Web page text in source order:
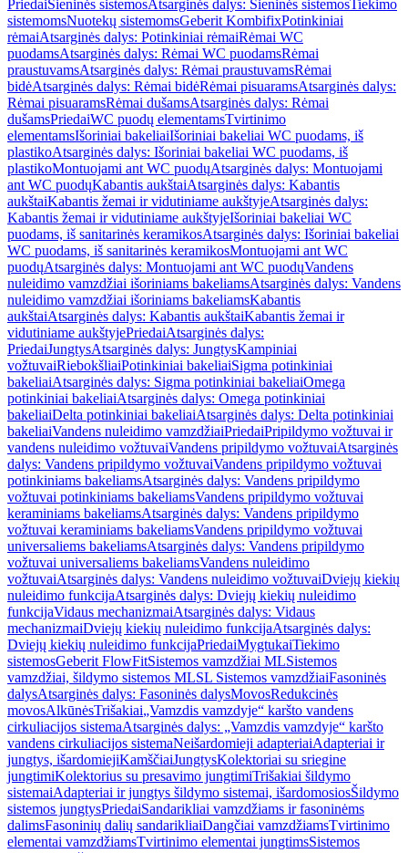
PriedaiSieninės sistemosAtsarginės dalys: Sieninės sistemosTiekimo
sistemomsNuotekų sistemomsGeberit KombifixPotinkiniai
rėmaiAtsarginės dalys: Potinkiniai rėmaiRėmai WC
puodamsAtsarginės dalys: Rėmai WC puodamsRėmai
praustuvamsAtsarginės dalys: Rėmai praustuvamsRėmai
bidėAtsarginės dalys: Rėmai bidėRėmai pisuaramsAtsarginės dalys:
Rėmai pisuaramsRėmai dušamsAtsarginės dalys: Rėmai
dušamsPriedaiWC puodų elementamsTvirtinimo
elementamsIšoriniai bakeliaiIšoriniai bakeliai WC puodams, iš
plastikoAtsarginės dalys: Išoriniai bakeliai WC puodams, iš
plastikoMontuojami ant WC puodųAtsarginės dalys: Montuojami
ant WC puodųKabantis aukštaiAtsarginės dalys: Kabantis
aukštaiKabantis žemai ir vidutiniame aukštyjeAtsarginės dalys:
Kabantis žemai ir vidutiniame aukštyjeIšoriniai bakeliai WC
puodams, iš sanitarinės keramikosAtsarginės dalys: Išoriniai bakeliai
WC puodams, iš sanitarinės keramikosMontuojami ant WC
puodųAtsarginės dalys: Montuojami ant WC puodųVandens
nuleidimo vamzdžiai išoriniams bakeliamsAtsarginės dalys: Vandens
nuleidimo vamzdžiai išoriniams bakeliamsKabantis
aukštaiAtsarginės dalys: Kabantis aukštaiKabantis žemai ir
vidutiniame aukštyjePriedaiAtsarginės dalys:
PriedaiJungtysAtsarginės dalys: JungtysKampiniai
vožtuvaiRiebokšliaiPotinkiniai bakeliaiSigma potinkiniai
bakeliaiAtsarginės dalys: Sigma potinkiniai bakeliaiOmega
potinkiniai bakeliaiAtsarginės dalys: Omega potinkiniai
bakeliaiDelta potinkiniai bakeliaiAtsarginės dalys: Delta potinkiniai
bakeliaiVandens nuleidimo vamzdžiaiPriedaiPripildymo vožtuvai ir
vandens nuleidimo vožtuvaiVandens pripildymo vožtuvaiAtsarginės
dalys: Vandens pripildymo vožtuvaiVandens pripildymo vožtuvai
potinkiniams bakeliamsAtsarginės dalys: Vandens pripildymo
vožtuvai potinkiniams bakeliamsVandens pripildymo vožtuvai
keraminiams bakeliamsAtsarginės dalys: Vandens pripildymo
vožtuvai keraminiams bakeliamsVandens pripildymo vožtuvai
universaliems bakeliamsAtsarginės dalys: Vandens pripildymo
vožtuvai universaliems bakeliamsVandens nuleidimo
vožtuvaiAtsarginės dalys: Vandens nuleidimo vožtuvaiDviejų kiekių
nuleidimo funkcijaAtsarginės dalys: Dviejų kiekių nuleidimo
funkcijaVidaus mechanizmaiAtsarginės dalys: Vidaus
mechanizmaiDviejų kiekių nuleidimo funkcijaAtsarginės dalys:
Dviejų kiekių nuleidimo funkcijaPriedaiMygtukaiTiekimo
sistemosGeberit FlowFitSistemos vamzdžiai MLSistemos
vamzdžiai, šildymo sistemos MLSL Sistemos vamzdžiaiFasoninės
dalysAtsarginės dalys: Fasoninės dalysMovosRedukcinės
movosAlkūnėsTrišakiai„Vamzdis vamzdyje“ karšto vandens
cirkuliacijos sistemaAtsarginės dalys: „Vamzdis vamzdyje“ karšto
vandens cirkuliacijos sistemaNeišardomieji adapteriaiAdapteriai ir
jungtys, išardomiejiKamščiaiJungtysKolektoriai su sriegine
jungtimiKolektorius su presavimo jungtimiTrišakiai šildymo
sistemaiAdapteriai ir jungtys šildymo sistemai, išardomosiosŠildymo
sistemos jungtysPriedaiSandarikliai vamzdžiams ir fasoninėms
dalimsFasoninių dalių sandarikliaiDangčiai vamzdžiamsTvirtinimo
elementai vamzdžiamsTvirtinimo elementai jungtimsSistemos